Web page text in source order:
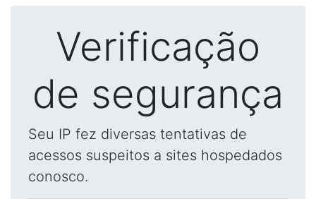
Verificação
de segurança
Seu IP fez diversas tentativas de
acessos suspeitos a sites hospedados
conosco.